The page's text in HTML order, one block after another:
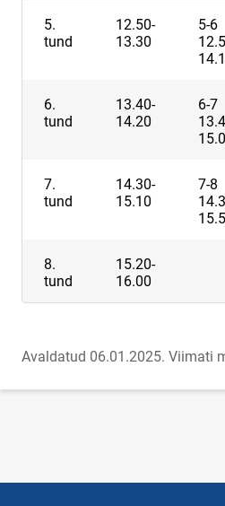
5.
tund
12.50-
13.30
5-6
6.
tund
13.40-
14.20
6-7
7.
tund
14.30-
15.10
7-8
8.
tund
15.20-
16.00
Avaldatud 06.01.2025. Viimati